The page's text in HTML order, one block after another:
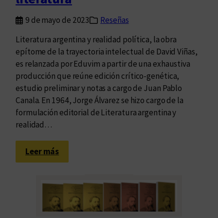
c
i
n
e
s
d
e
l
l
b
r
i
9 de mayo de 2023
Reseñas
Literatura argentina y realidad política, la obra
epítome de la trayectoria intelectual de David Viñas,
es relanzada por Eduvim a partir de una exhaustiva
producción que reúne edición crítico-genética,
estudio preliminar y notas a cargo de Juan Pablo
Canala. En 1964, Jorge Álvarez se hizo cargo de la
formulación editorial de Literatura argentina y
realidad…
Leer más:
U
a
l
e